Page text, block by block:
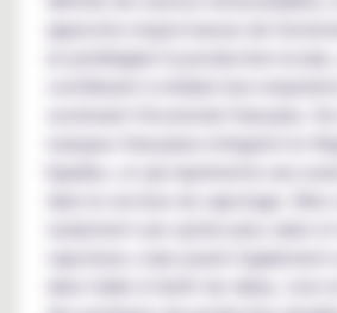
approche respectueuse de
en privilégiant la production locale,
marques françaises intègrent le
liquides, ce qui représente une
dans le secteur du vapotage. Elles
seulement une option plus saine
vapoteurs, mais jouent également